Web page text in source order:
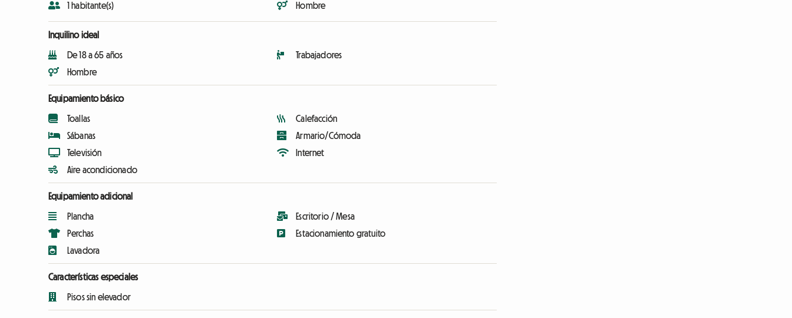
1 habitante(s) Hombre
Inquilino ideal
De 18 a 65 años
Hombre
Trabajadores
Equipamiento básico
Toallas
Sábanas
Televisión
Aire acondicionado
Calefacción
Armario/Cómoda
Internet
Equipamiento adicional
Plancha
Perchas
Lavadora
Escritorio / Mesa
Estacionamiento gratuito
Características especiales
Pisos sin elevador